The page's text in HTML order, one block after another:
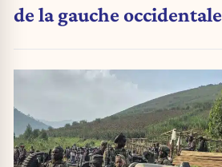
de la gauche occidentale